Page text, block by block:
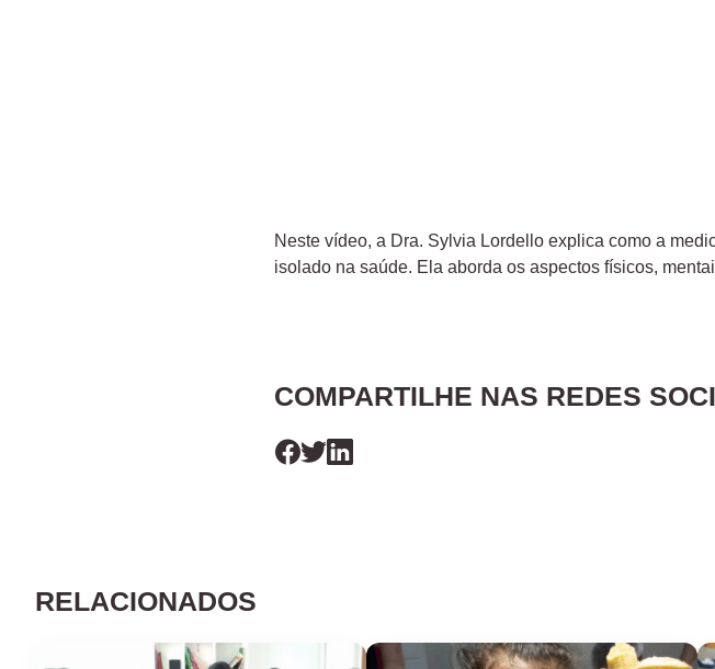
Neste vídeo, a Dra. Sylvia Lordello explica como a
isolado na saúde. Ela aborda os aspectos físicos,
COMPARTILHE NAS REDES
RELACIONADOS